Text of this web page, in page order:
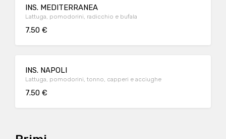
INS. MEDITERRANEA
Lattuga, pomodorini, radicchio e bufala
7.50 €
INS. NAPOLI
Lattuga, pomodorini, tonno, capperi e acciughe
7.50 €